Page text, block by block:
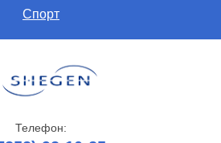
Спорт
Телефон: